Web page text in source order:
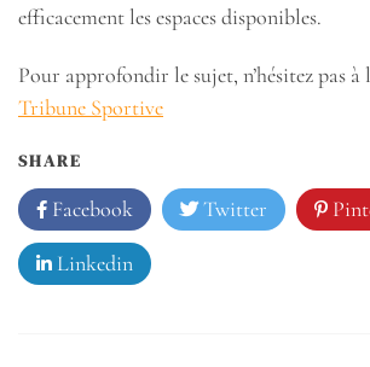
efficacement les espaces disponibles.
Pour approfondir le sujet, n’hésitez pas
Tribune Sportive
SHARE
Facebook Twitter
Linkedin